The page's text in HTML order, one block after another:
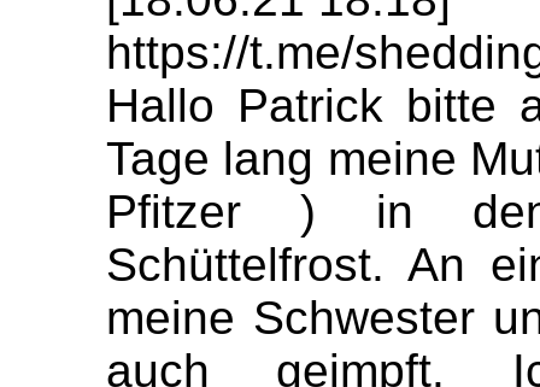
https://t.me/
Hallo Patrick bitte
Tage lang meine
Pfitzer ) in
Schüttelfrost. An
meine Schwester
auch geimpft.